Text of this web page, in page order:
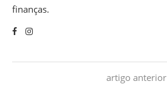
finanças.
artigo anterior